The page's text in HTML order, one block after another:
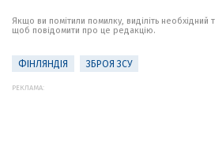
Якщо ви помітили помилку, виділіть необхідний
щоб повідомити про це редакцію.
ФІНЛЯНДІЯ ЗБРОЯ ЗСУ
РЕКЛАМА: